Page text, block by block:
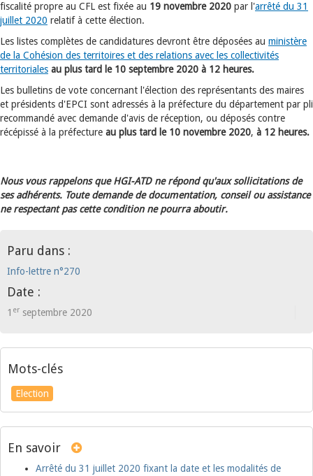
fiscalité propre au CFL est fixée au 19 novembre 2020 par l'arrêté du 31
juillet 2020 relatif à cette élection.
Les listes complètes de candidatures devront être déposées au ministère
de la Cohésion des territoires et des relations avec les collectivités
territoriales au plus tard le 10 septembre 2020 à 12 heures.
Les bulletins de vote concernant l'élection des représentants des maires
et présidents d'EPCI sont adressés à la préfecture du département par pli
recommandé avec demande d'avis de réception, ou déposés contre
récépissé à la préfecture au plus tard le 10 novembre 2020, à 12 heures.
Nous vous rappelons que HGI-ATD ne répond qu'aux sollicitations de
ses adhérents. Toute demande de documentation, conseil ou assistance
ne respectant pas cette condition ne pourra aboutir.
Paru dans :
Info-lettre n°270
Date :
1 er septembre 2020
Mots-clés
Election
En savoir
Arrêté du 31 juillet 2020 fixant la date et les modalités de